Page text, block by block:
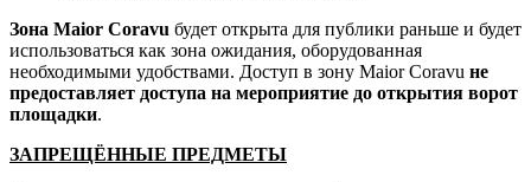
Зона Maior Coravu будет открыта для публики раньше и будет
использоваться как зона ожидания, оборудованная
необходимыми удобствами. Доступ в зону Maior Coravu не
предоставляет доступа на мероприятие до открытия ворот
площадки.
ЗАПРЕЩËННЫЕ ПРЕДМЕТЫ